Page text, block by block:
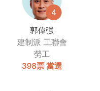
4
郭偉强
建制派 工聯會
勞工
398票 當選